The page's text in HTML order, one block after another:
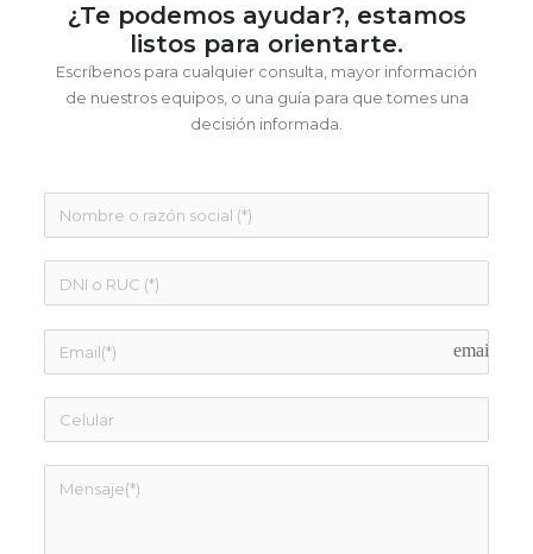
¿Te podemos ayudar?, estamos
listos para orientarte.
Escríbenos para cualquier consulta, mayor información
de nuestros equipos, o una guía para que tomes una
decisión informada.
email